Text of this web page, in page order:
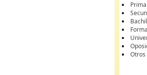
Otros